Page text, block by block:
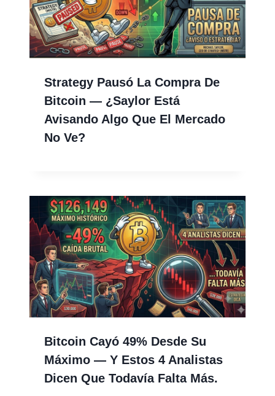
Strategy Pausó La Compra De
Bitcoin — ¿Saylor Está
Avisando Algo Que El Mercado
No Ve?
Bitcoin Cayó 49% Desde Su
Máximo — Y Estos 4 Analistas
Dicen Que Todavía Falta Más.